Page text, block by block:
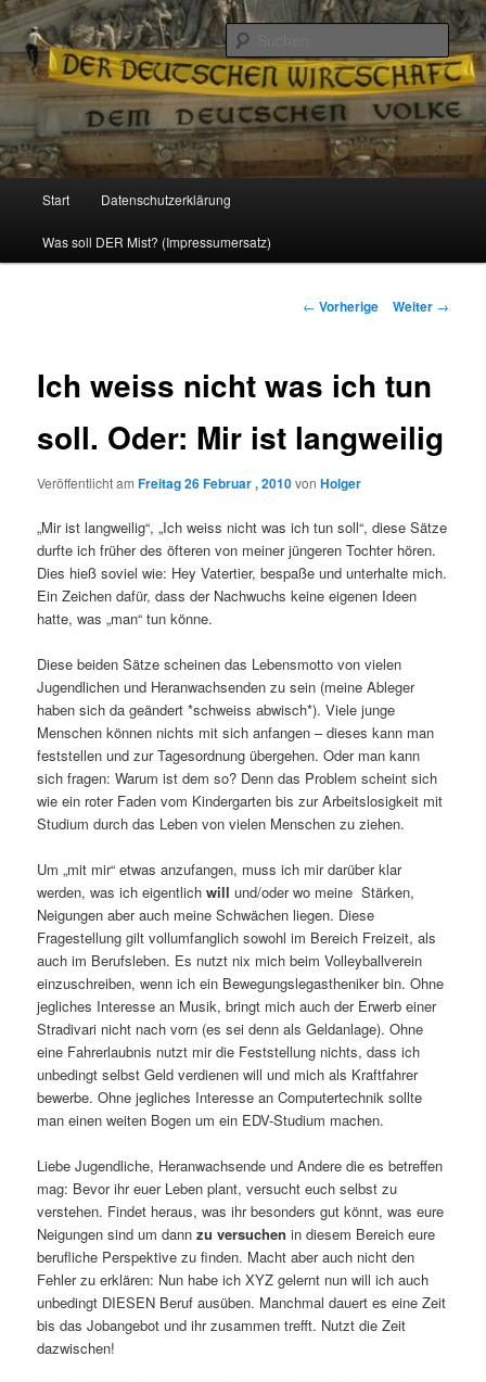
Reizzentrum
Politik, Wirtschaft, Soziales und Gesellschaft
Zum
Inhalt
Start Datenschutzerklärung
Was soll DER Mist? (Impressumersatz)
Beitrags-
← Vorherige Weiter →
Ich weiss nicht was ich tun
soll. Oder: Mir ist langweilig
Veröffentlicht amFreitag 26 Februar , 2010vonHolger
„Mir ist langweilig“, „Ich weiss nicht was ich tun soll“, diese Sätze
durfte ich früher des öfteren von meiner jüngeren Tochter hören.
Dies hieß soviel wie: Hey Vatertier, bespaße und unterhalte mich.
Ein Zeichen dafür, dass der Nachwuchs keine eigenen Ideen
hatte, was „man“ tun könne.
Diese beiden Sätze scheinen das Lebensmotto von vielen
Jugendlichen und Heranwachsenden zu sein (meine Ableger
haben sich da geändert *schweiss abwisch*). Viele junge
Menschen können nichts mit sich anfangen – dieses kann man
feststellen und zur Tagesordnung übergehen. Oder man kann
sich fragen: Warum ist dem so? Denn das Problem scheint sich
wie ein roter Faden vom Kindergarten bis zur Arbeitslosigkeit mit
Studium durch das Leben von vielen Menschen zu ziehen.
Um „mit mir“ etwas anzufangen, muss ich mir darüber klar
werden, was ich eigentlichwillund/oder wo meine Stärken,
Neigungen aber auch meine Schwächen liegen. Diese
Fragestellung gilt vollumfanglich sowohl im Bereich Freizeit, als
auch im Berufsleben. Es nutzt nix mich beim Volleyballverein
einzuschreiben, wenn ich ein Bewegungslegastheniker bin. Ohne
jegliches Interesse an Musik, bringt mich auch der Erwerb einer
Stradivari nicht nach vorn (es sei denn als Geldanlage). Ohne
eine Fahrerlaubnis nutzt mir die Feststellung nichts, dass ich
unbedingt selbst Geld verdienen will und mich als Kraftfahrer
bewerbe. Ohne jegliches Interesse an Computertechnik sollte
man einen weiten Bogen um ein EDV-Studium machen.
Liebe Jugendliche, Heranwachsende und Andere die es betreffen
mag: Bevor ihr euer Leben plant, versucht euch selbst zu
verstehen. Findet heraus, was ihr besonders gut könnt, was eure
Neigungen sind um dannzu versuchen in diesem Bereich eure
berufliche Perspektive zu finden. Macht aber auch nicht den
Fehler zu erklären: Nun habe ich XYZ gelernt nun will ich auch
unbedingt DIESEN Beruf ausüben. Manchmal dauert es eine Zeit
bis das Jobangebot und ihr zusammen trefft. Nutzt die Zeit
dazwischen!